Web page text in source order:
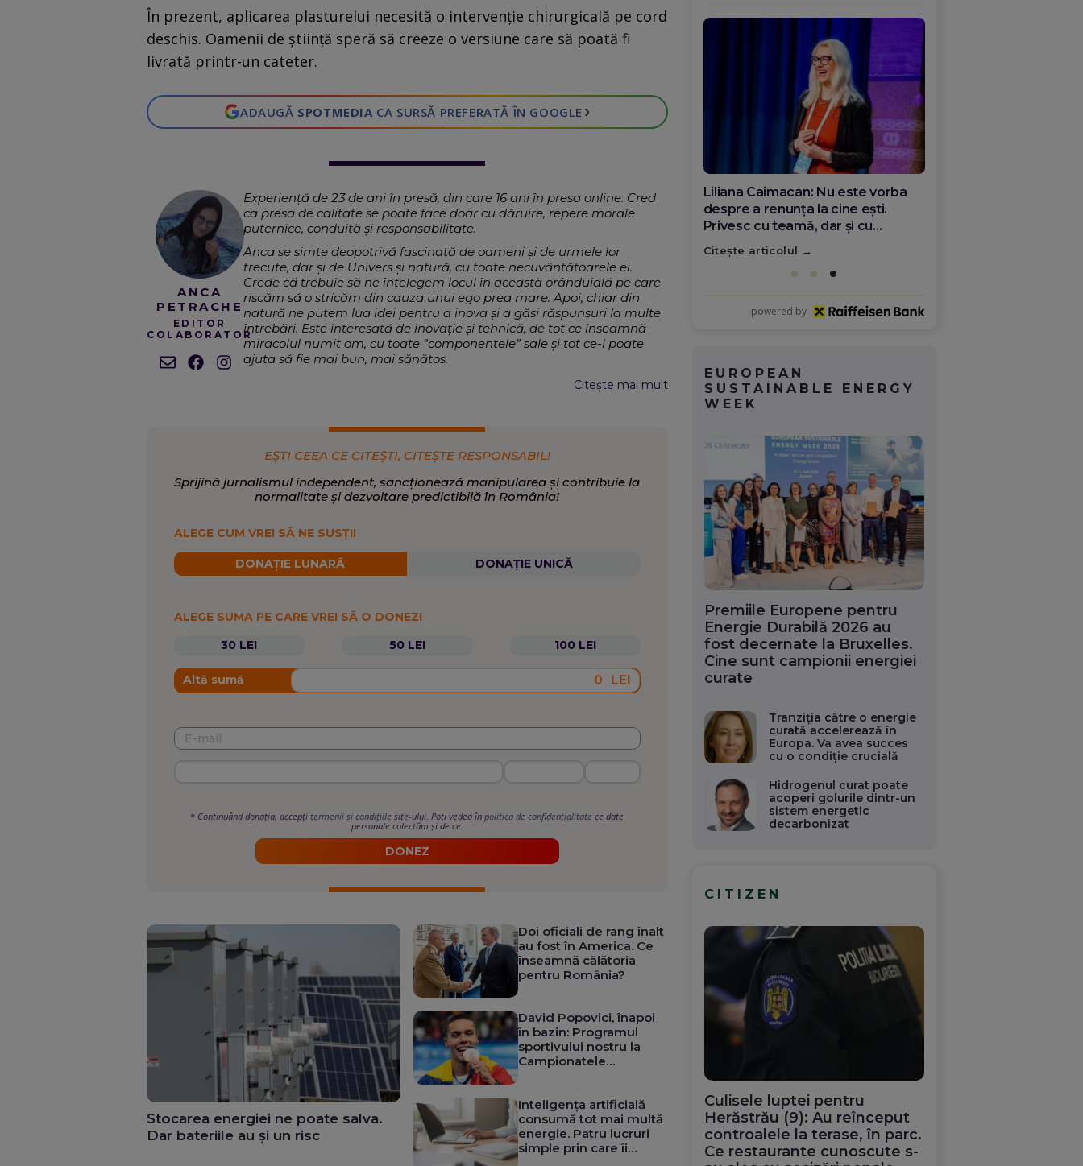
În prezent, aplicarea plasturelui necesită o intervenție chirurgicală pe cord
deschis. Oamenii de știință speră să creeze o versiune care să poată fi
livrată printr-un cateter.
ADAUGĂ SPOTMEDIA CA SURSĂ PREFERATĂ ÎN GOOGLE ›
ANCA
PETRACHE
EDITOR
COLABORATOR
Experiență de 23 de ani în presă, din care 16 ani în presa online. Cred
ca presa de calitate se poate face doar cu dăruire, repere morale
puternice, conduită și responsabilitate.
Anca se simte deopotrivă fascinată de oameni și de urmele lor
trecute, dar și de Univers și natură, cu toate necuvântătoarele ei.
Crede că trebuie să ne înțelegem locul în această orânduială pe care
riscăm să o stricăm din cauza unui ego prea mare. Apoi, chiar din
natură ne putem lua idei pentru a inova și a găsi răspunsuri la multe
întrebări. Este interesată de inovație și tehnică, de tot ce înseamnă
miracolul numit om, cu toate ”componentele” sale și tot ce-l poate
ajuta să fie mai bun, mai sănătos.
Externe, Magazin, Sănătate, Mediu, ȘtiințăCitește mai mult
EȘTI CEEA CE CITEȘTI, CITEȘTE RESPONSABIL!
Sprijină jurnalismul independent, sancționează manipularea și contribuie la
normalitate și dezvoltare predictibilă în România!
ALEGE CUM VREI SĂ NE SUSȚII
DONAȚIE LUNARĂ DONAȚIE UNICĂ
ALEGE SUMA PE CARE VREI SĂ O DONEZI
30 LEI
50 LEI 100 LEI
Altă sumă LEI
* Continuând donația, accepțitermenii si condițiile site-ului. Poți vedea înpolitica de confidențialitate ce date
personale colectăm și de ce.
DONEZ
Stocarea energiei ne poate salva.
Dar bateriile au și un risc
Doi oficiali de rang înalt
au fost în America. Ce
înseamnă călătoria
pentru România?
David Popovici, înapoi
în bazin: Programul
sportivului nostru la
Campionatele
Inteligența artificială
consumă tot mai multă
energie. Patru lucruri
simple prin care îi
Diana Olar, românca de la Google
care demonstrează că diaspora
poate schimba România
Citește articolul
powered by
EUROPEAN
SUSTAINABLE ENERGY
WEEK
Premiile Europene pentru
Energie Durabilă 2026 au
fost decernate la Bruxelles.
Cine sunt campionii energiei
curate
Tranziția către o energie
curată accelerează în
Europa. Va avea succes
cu o condiție crucială
Hidrogenul curat poate
acoperi golurile dintr-un
sistem energetic
decarbonizat
CITIZEN
Culisele luptei pentru
Herăstrău (9): Au reînceput
controalele la terase, în parc.
Ce restaurante cunoscute s-